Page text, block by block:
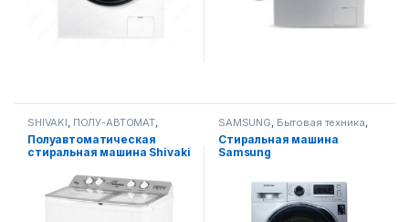
SHIVAKI, ПОЛУ-АВТОМАТ,
Стиральные машины
Полуавтоматическая
стиральная машина Shivaki
SAMSUNG, Бытовая техника,
Стиральные машины
Стиральная машина
Samsung